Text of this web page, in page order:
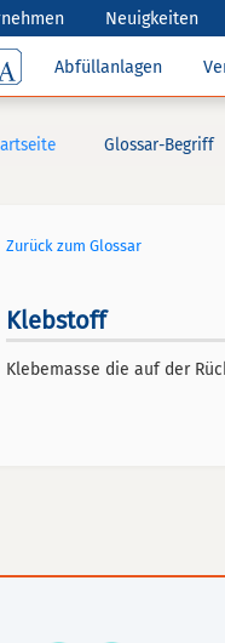
Neuigkeiten
Abfüllanlagen
Glossar-Begriff
Zurück zum Glossar
Klebstoff
Klebemasse die auf der